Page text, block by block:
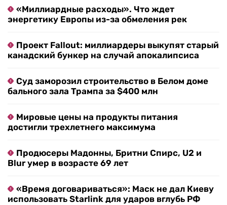
«Миллиардные расходы». Что ждет
энергетику Европы из-за обмеления рек
Проект Fallout: миллиардеры выкупят старый
канадский бункер на случай апокалипсиса
Суд заморозил строительство в Белом доме
бального зала Трампа за $400 млн
Мировые цены на продукты питания
достигли трехлетнего максимума
Продюсеры Мадонны, Бритни Спирс, U2 и
Blur умер в возрасте 69 лет
«Время договариваться»: Маск не дал Киеву
использовать Starlink для ударов вглубь РФ